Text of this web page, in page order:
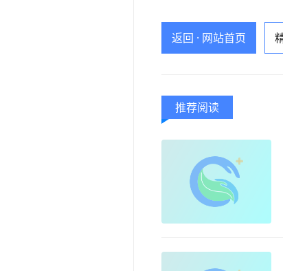
返回 · 网站首页
推荐阅读